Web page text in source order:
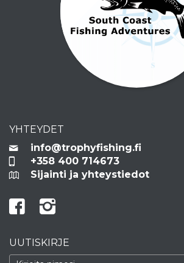
YHTEYDET
info@trophyfishing.fi
+358 400 714673
Sijainti ja yhteystiedot
UUTISKIRJE